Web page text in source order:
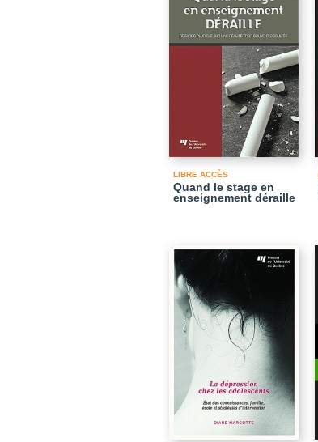
LIBRE ACCÈS
Quand le stage en
enseignement déraille